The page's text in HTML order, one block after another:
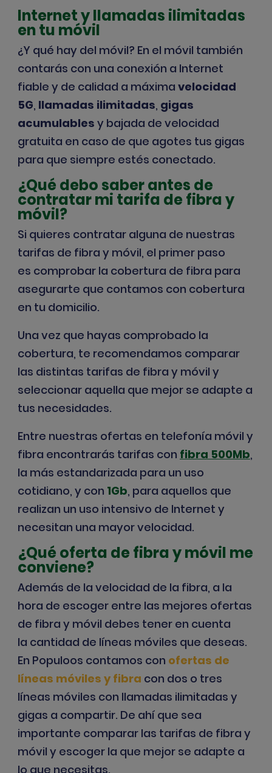
Internet y llamadas ilimitadas
en tu móvil
¿Y qué hay del móvil? En el móvil también
contarás con una conexión a Internet
fiable y de calidad a máxima velocidad
5G, llamadas ilimitadas, gigas
acumulables y bajada de velocidad
gratuita en caso de que agotes tus gigas
para que siempre estés conectado.
¿Qué debo saber antes de
contratar mi tarifa de fibra y
móvil?
Si quieres contratar alguna de nuestras
tarifas de fibra y móvil, el primer paso
es comprobar la cobertura de fibra para
asegurarte que contamos con cobertura
en tu domicilio.
Una vez que hayas comprobado la
cobertura, te recomendamos comparar
las distintas tarifas de fibra y móvil y
seleccionar aquella que mejor se adapte a
tus necesidades.
Entre nuestras ofertas en telefonía móvil y
fibra encontrarás tarifas con fibra 500Mb,
la más estandarizada para un uso
cotidiano, y con 1Gb, para aquellos que
realizan un uso intensivo de Internet y
necesitan una mayor velocidad.
¿Qué oferta de fibra y móvil me
conviene?
Además de la velocidad de la fibra, a la
hora de escoger entre las mejores ofertas
de fibra y móvil debes tener en cuenta
la cantidad de líneas móviles que deseas.
En Populoos contamos con ofertas de
líneas móviles y fibra con dos o tres
líneas móviles con llamadas ilimitadas y
gigas a compartir. De ahí que sea
importante comparar las tarifas de fibra y
móvil y escoger la que mejor se adapte a
lo que necesitas.